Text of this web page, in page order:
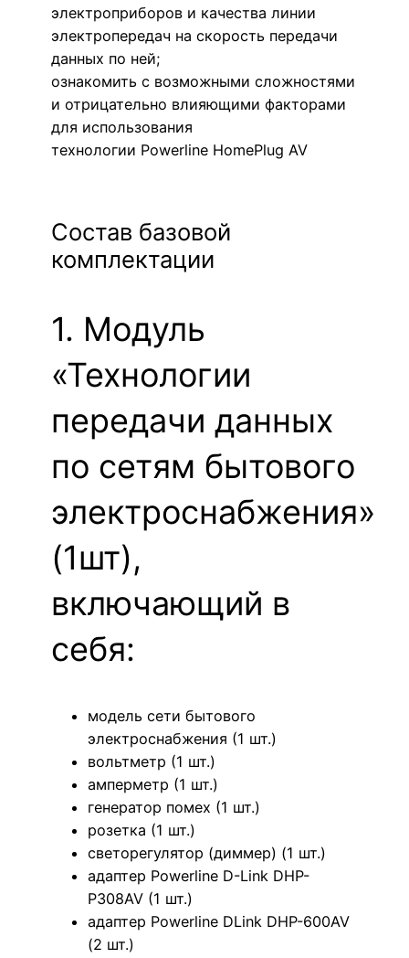
электроприборов и качества линии
электропередач на скорость передачи
данных по ней;
ознакомить с возможными сложностями
и отрицательно влияющими факторами
для использования
технологии Powerline HomePlug AV
Состав базовой
комплектации
1. Модуль
«Технологии
передачи данных
по сетям бытового
электроснабжения»
(1шт),
включающий в
себя:
модель сети бытового
электроснабжения (1 шт.)
вольтметр (1 шт.)
амперметр (1 шт.)
генератор помех (1 шт.)
розетка (1 шт.)
светорегулятор (диммер) (1 шт.)
адаптер Powerline D-Link DHP-
P308AV (1 шт.)
адаптер Powerline DLink DHP-600AV
(2 шт.)